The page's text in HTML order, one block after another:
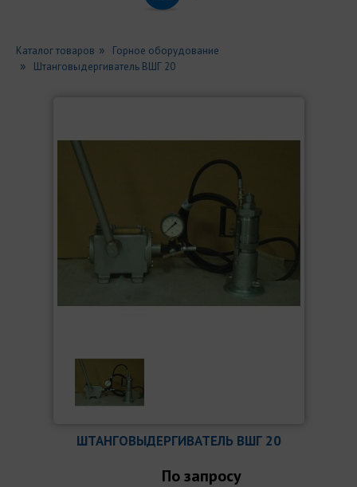
Каталог товаров
Горное оборудование
Штанговыдергиватель ВШГ 20
ШТАНГОВЫДЕРГИВАТЕЛЬ ВШГ 20
По запросу